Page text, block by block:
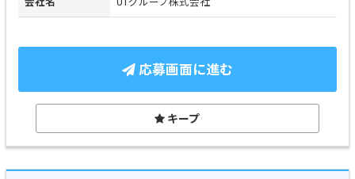
応募画面に進む
キープ